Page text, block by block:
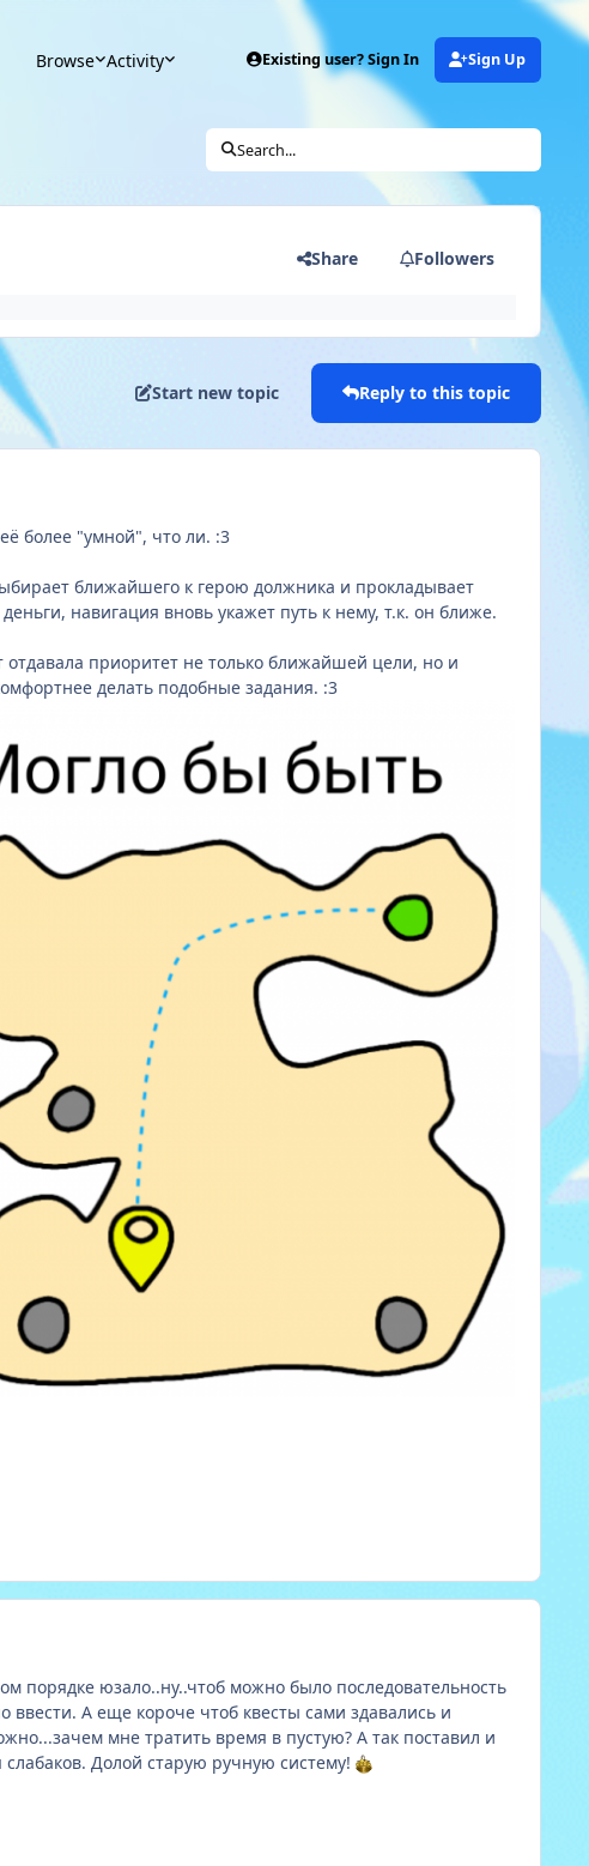
Browse Activity Existing user? Sign In Sign Up
Search...
Share Followers
Start new topic Reply to this topic
более "умной", что ли. :3
ближайшего к герою должника и прокладывает
навигация вновь укажет путь к нему, т.к. он ближе.
приоритет не только ближайшей цели, но и
делать подобные задания. :3
порядке юзало..ну..чтоб можно было последовательность
ввести. А еще короче чтоб квесты сами здавались и
мне тратить время в пустую? А так поставил и
Долой старую ручную систему!